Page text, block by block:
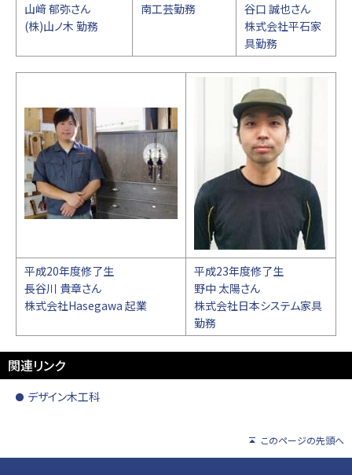
山﨑 郁弥さん
(株)山ノ木 勤務
南工芸勤務
谷口 誠也さん
株式会社平石家
具勤務
平成20年度修了生
長谷川 貴章さん
株式会社Hasegawa 起業
平成23年度修了生
野中 太陽さん
株式会社日本システム家具
勤務
関連リンク
デザイン木工科
このページの先頭へ